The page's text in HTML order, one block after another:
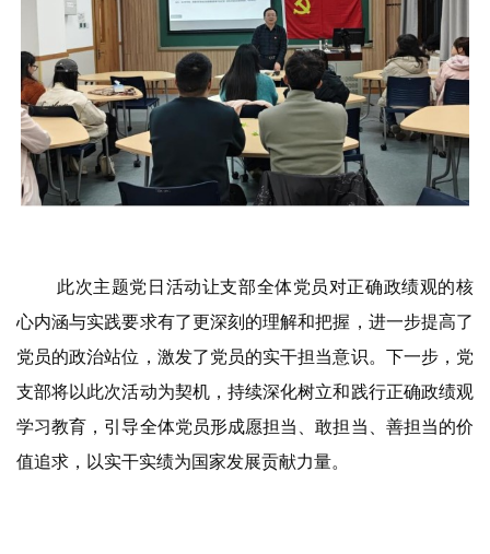
此次主题党日活动让支部全体党员对正确政绩观的核
心内涵与实践要求有了更深刻的理解和把握，进一步提高了
党员的政治站位，激发了党员的实干担当意识。下一步，党
支部将以此次活动为契机，持续深化树立和践行正确政绩观
学习教育，引导全体党员形成愿担当、敢担当、善担当的价
值追求，以实干实绩为国家发展贡献力量。